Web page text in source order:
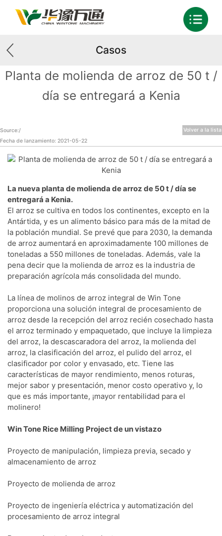
Casos
Planta de molienda de arroz de 50 t /
día se entregará a Kenia
Volver a la lista
Source:/
Fecha de lanzamiento: 2021-05-22
La nueva planta de molienda de arroz de 50 t / día se
entregará a Kenia.
El arroz se cultiva en todos los continentes, excepto en la
Antártida, y es un alimento básico para más de la mitad de
la población mundial. Se prevé que para 2030, la demanda
de arroz aumentará en aproximadamente 100 millones de
toneladas a 550 millones de toneladas. Además, vale la
pena decir que la molienda de arroz es la industria de
preparación agrícola más consolidada del mundo.
La línea de molinos de arroz integral de Win Tone
proporciona una solución integral de procesamiento de
arroz desde la recepción del arroz recién cosechado hasta
el arroz terminado y empaquetado, que incluye la limpieza
del arroz, la descascaradora del arroz, la molienda del
arroz, la clasificación del arroz, el pulido del arroz, el
clasificador por color y envasado, etc. Tiene las
características de mayor rendimiento, menos roturas,
mejor sabor y presentación, menor costo operativo y, lo
que es más importante, ¡mayor rentabilidad para el
molinero!
Win Tone Rice Milling Project de un vistazo
Proyecto de manipulación, limpieza previa, secado y
almacenamiento de arroz
Proyecto de molienda de arroz
Proyecto de ingeniería eléctrica y automatización del
procesamiento de arroz integral